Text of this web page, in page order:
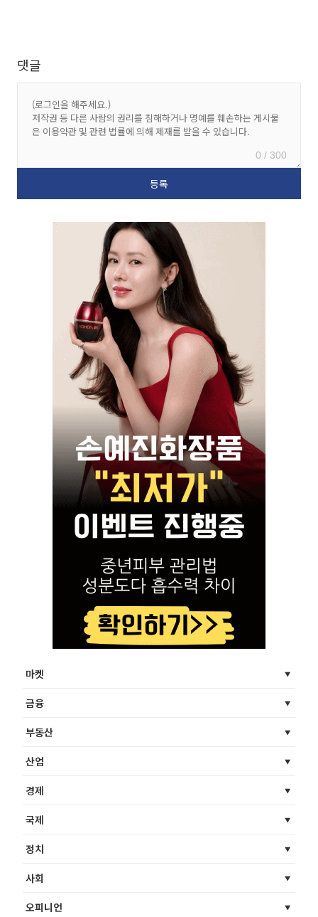
댓글
0 / 300
마켓
금융
부동산
산업
경제
국제
정치
사회
오피니언